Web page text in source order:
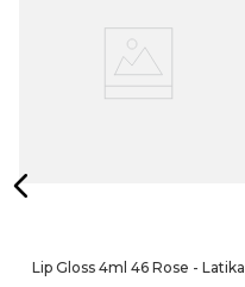
Lip Gloss 4ml 46 Rose - Latika